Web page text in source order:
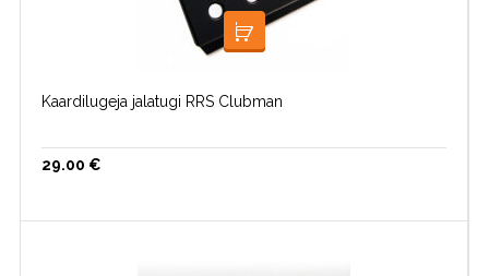
LISA KORVI
Kaardilugeja jalatugi RRS Clubman
29.00 €